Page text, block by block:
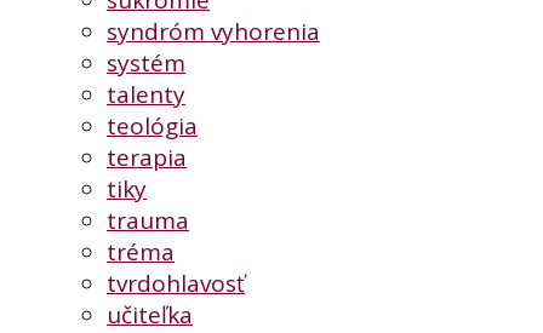
syndróm vyhorenia
systém
talenty
teológia
terapia
tiky
trauma
tréma
tvrdohlavosť
učiteľka